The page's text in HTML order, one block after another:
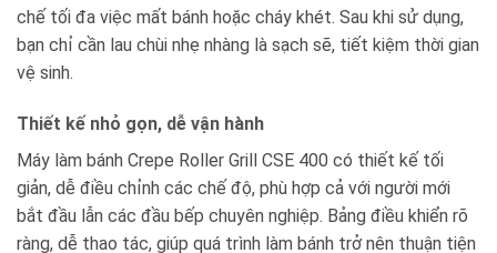
chế tối đa việc mất bánh hoặc cháy khét. Sau khi sử dụng,
bạn chỉ cần lau chùi nhẹ nhàng là sạch sẽ, tiết kiệm thời gian
vệ sinh.
Thiết kế nhỏ gọn, dễ vận hành
Máy làm bánh Crepe Roller Grill CSE 400 có thiết kế tối
giản, dễ điều chỉnh các chế độ, phù hợp cả với người mới
bắt đầu lẫn các đầu bếp chuyên nghiệp. Bảng điều khiển rõ
ràng, dễ thao tác, giúp quá trình làm bánh trở nên thuận tiện